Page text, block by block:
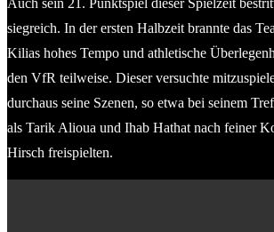
siegreich. In der ersten Halbzeit brannte das
Kilias hohes Tempo und athletische
den VfR teilweise. Dieser versuchte
durchaus seine Szenen, so etwa bei seinem
als Tarik Alioua und Ihab Hathat nach feiner
Hirsch freispielten.